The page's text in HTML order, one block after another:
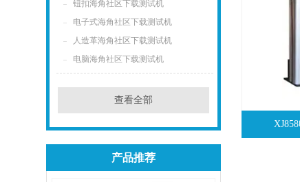
钮扣海角社区下载测试机
电子式海角社区下载测试机
人造革海角社区下载测试机
电脑海角社区下载测试机
查看全部
产品推荐